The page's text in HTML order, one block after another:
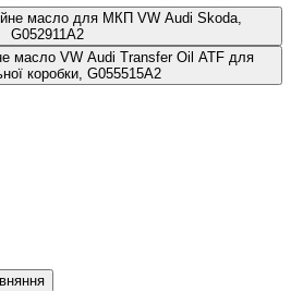
масло для МКП VW Audi Skoda,
G052911A2
масло VW Audi Transfer Oil ATF для
коробки, G055515A2